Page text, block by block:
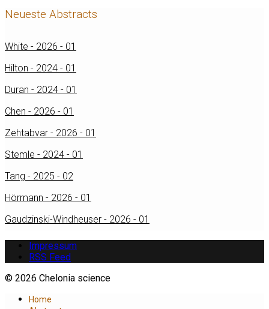
Neueste Abstracts
White - 2026 - 01
Hilton - 2024 - 01
Duran - 2024 - 01
Chen - 2026 - 01
Zehtabvar - 2026 - 01
Stemle - 2024 - 01
Tang - 2025 - 02
Hörmann - 2026 - 01
Gaudzinski-Windheuser - 2026 - 01
Impressum
RSS Feed
© 2026 Chelonia science
Home